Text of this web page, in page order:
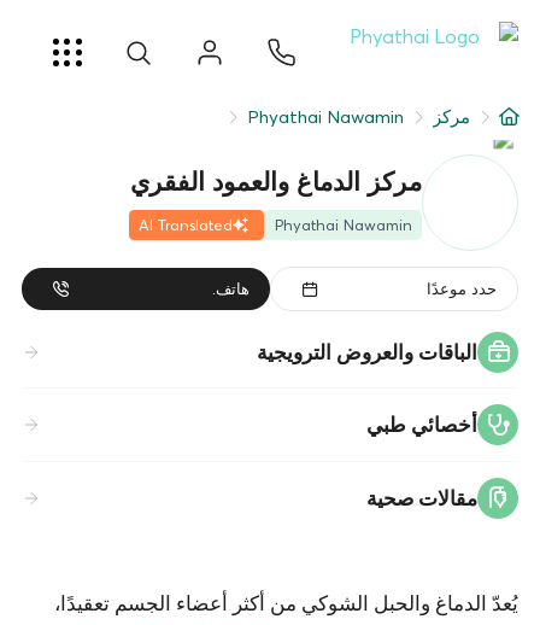
شرط
عن
فرع المستشفى
مركز Phyathai Nawamin
مركز الدماغ والعمود الفقري
Phyathai Nawamin
AI Translated
حدد موعدًا هاتف.
الباقات والعروض الترويجية
أخصائي طبي
مقالات صحية
يُعدّ الدماغ والحبل الشوكي من أكثر أعضاء الجسم تعقيدًا،